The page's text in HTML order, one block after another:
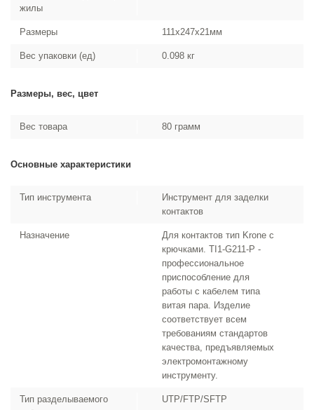
жилы
Размеры 111x247x21мм
Вес упаковки (ед) 0.098 кг
Размеры, вес, цвет
Вес товара 80 грамм
Основные характеристики
Тип инструмента
Инструмент для заделки
контактов
Назначение
Для контактов тип Krone с
крючками. TI1-G211-P -
профессиональное
приспособление для
работы с кабелем типа
витая пара. Изделие
соответствует всем
требованиям стандартов
качества, предъявляемых
электромонтажному
инструменту.
Тип разделываемого
UTP/FTP/SFTP